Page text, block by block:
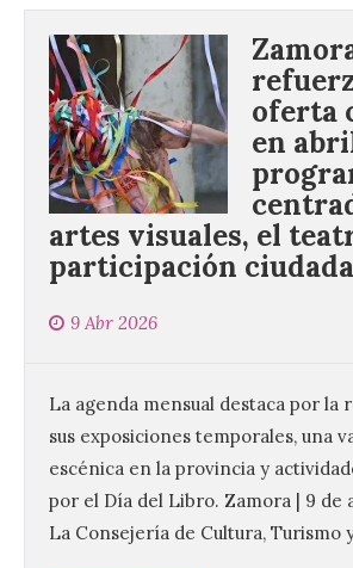
oferta
en
artes visuales, el
participación
9 Abr 2026
La agenda mensual destaca por la
sus exposiciones temporales, una
escénica en la provincia y
por el Día del Libro. Zamora | 9 de
La Consejería de Cultura, Turismo